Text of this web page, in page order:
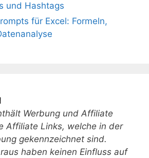
und Hashtags
für Excel: Formeln,
Werbung und Affiliate
Affiliate Links, welche in der
gekennzeichnet sind.
haben keinen Einfluss auf